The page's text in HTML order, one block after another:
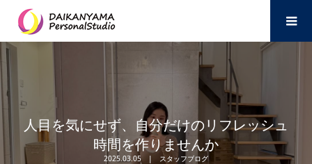
人目を気にせず、自分だけのリフレッシュ
時間を作りませんか
2025.03.05 スタッフブログ